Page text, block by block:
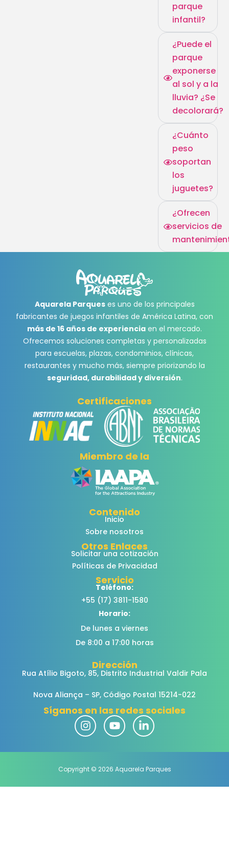
parque
infantil?
¿Puede el
parque
exponerse
al sol y a la
lluvia? ¿Se
decolorará?
¿Cuánto
peso
soportan
los
juguetes?
¿Ofrecen
servicios de
Aquarela Parqueses uno de los principales
fabricantes de juegos infantiles de América Latina, con
más de 16 años de experiencia en el mercado.
Ofrecemos soluciones completas y personalizadas
para escuelas, plazas, condominios, clínicas,
restaurantes y mucho más, siempre priorizando la
seguridad, durabilidad y diversión.
Certificaciones
Miembro de la
Contenido
Inicio
Sobre nosotros
Otros Enlaces
Solicitar una cotización
Políticas de Privacidad
Servicio
Teléfono:
+55 (17) 3811-1580
Horario:
De lunes a viernes
De 8:00 a 17:00 horas
Dirección
Rua Atílio Bigoto, 85, Distrito Industrial Valdir Pala
Nova Aliança – SP, Código Postal 15214-022
Síganos en las redes sociales
Copyright © 2026 Aquarela Parques